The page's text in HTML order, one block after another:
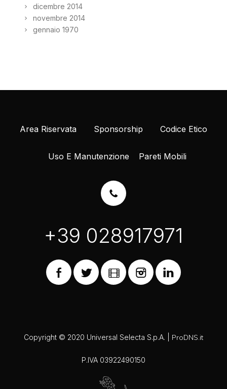
dicembre 2014
novembre 2014
gennaio 1970
Area Riservata Sponsorship Codice Etico
Uso E Manutenzione Pareti Mobili
+39 028917971
Copyright © 2020 Universal Selecta S.p.A. | ProDNS.it
P.IVA 03922490150